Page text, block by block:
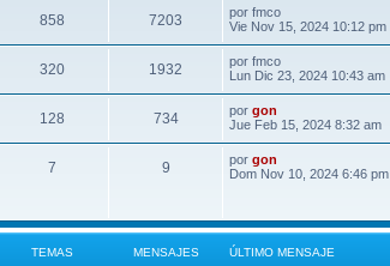
858 7203 por fmco
Vie Nov 15, 2024 10:12 pm
320 1932 por fmco
Lun Dic 23, 2024 10:43 am
128 734 por gon
Jue Feb 15, 2024 8:32 am
7 9 por gon
Dom Nov 10, 2024 6:46 pm
TEMAS MENSAJES ÚLTIMO MENSAJE